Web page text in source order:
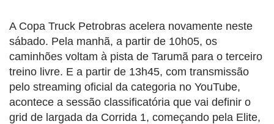
A Copa Truck Petrobras acelera novamente neste
sábado. Pela manhã, a partir de 10h05, os
caminhões voltam à pista de Tarumã para o terceiro
treino livre. E a partir de 13h45, com transmissão
pelo streaming oficial da categoria no YouTube,
acontece a sessão classificatória que vai definir o
grid de largada da Corrida 1, começando pela Elite,